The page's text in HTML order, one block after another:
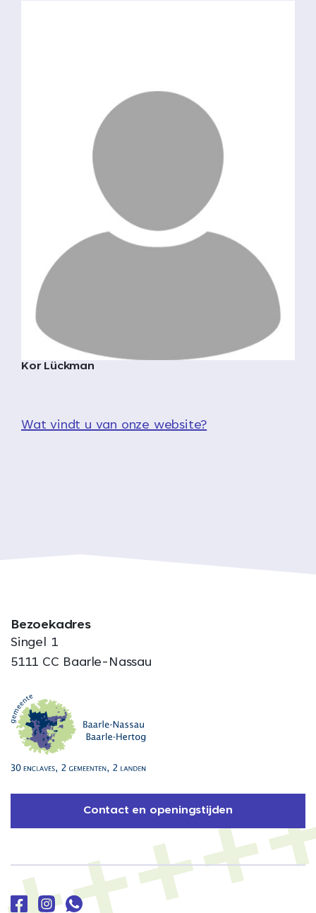
Kor Lückman
Wat vindt u van onze website?
Bezoekadres
Singel 1
5111 CC Baarle-Nassau
Contact en openingstijden